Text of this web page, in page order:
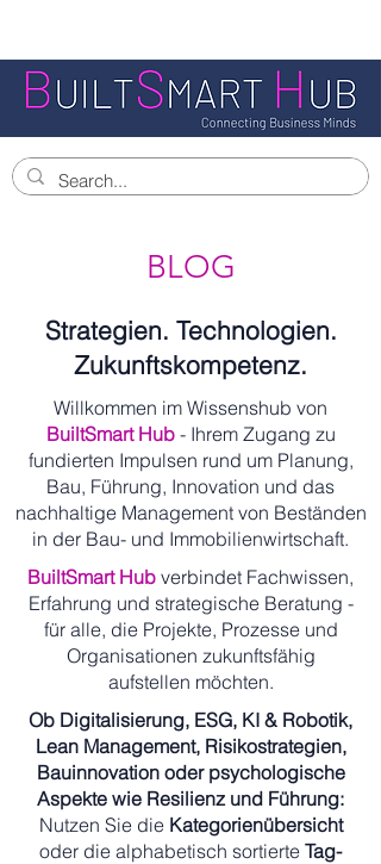
BLOG
Strategien. Technologien.
Zukunftskompetenz.
Willkommen im Wissenshub von
BuiltSmart Hub- Ihrem Zugang zu
fundierten Impulsen rund um Planung,
Bau, Führung, Innovation und das
nachhaltige Management von Beständen
in der Bau- und Immobilienwirtschaft.
BuiltSmart Hub verbindet Fachwissen,
Erfahrung und strategische Beratung -
für alle, die Projekte, Prozesse und
Organisationen zukunftsfähig
aufstellen möchten.
Ob Digitalisierung, ESG, KI & Robotik,
Lean Management, Risikostrategien,
Bauinnovation oder psychologische
Aspekte wie Resilienz und Führung:
Nutzen Sie die Kategorienübersicht
oder die alphabetisch sortierte Tag-